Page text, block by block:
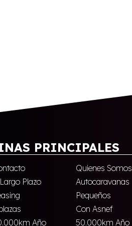
PRINCIPALES
Quienes Somos
Plazo
Autocaravanas
Pequeños
Con Asnef
Año
50.000km Año